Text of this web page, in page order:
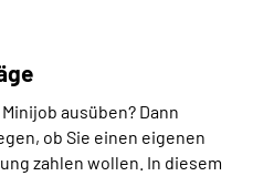
ausüben? Dann
ob Sie einen eigenen
zahlen wollen. In diesem